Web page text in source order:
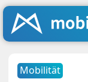
Mobilität